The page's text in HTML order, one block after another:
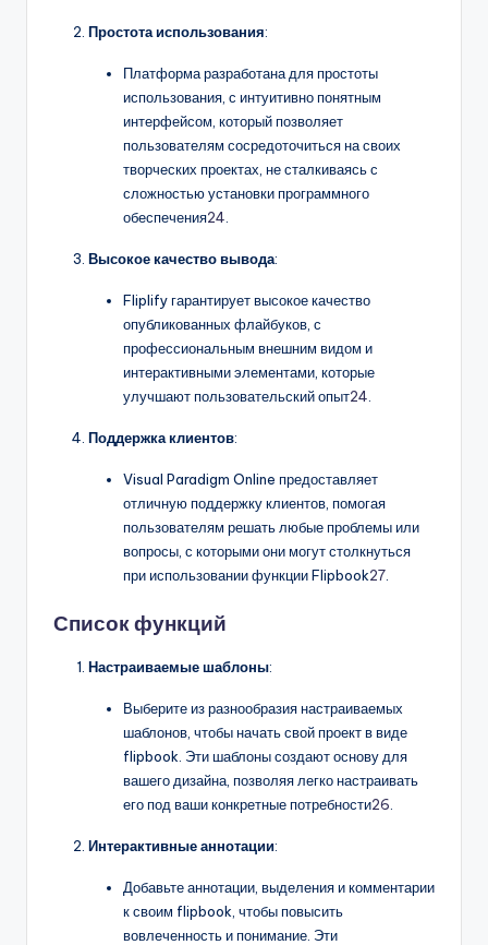
Простота использования:
Платформа разработана для простоты
использования, с интуитивно понятным
интерфейсом, который позволяет
пользователям сосредоточиться на своих
творческих проектах, не сталкиваясь с
сложностью установки программного
обеспечения24.
Высокое качество вывода:
Fliplify гарантирует высокое качество
опубликованных флайбуков, с
профессиональным внешним видом и
интерактивными элементами, которые
улучшают пользовательский опыт24.
Поддержка клиентов:
Visual Paradigm Online предоставляет
отличную поддержку клиентов, помогая
пользователям решать любые проблемы или
вопросы, с которыми они могут столкнуться
при использовании функции Flipbook27.
Список функций
Настраиваемые шаблоны:
Выберите из разнообразия настраиваемых
шаблонов, чтобы начать свой проект в виде
flipbook. Эти шаблоны создают основу для
вашего дизайна, позволяя легко настраивать
его под ваши конкретные потребности26
Интерактивные аннотации:
Добавьте аннотации, выделения и комментарии
к своим flipbook, чтобы повысить
вовлеченность и понимание. Эти